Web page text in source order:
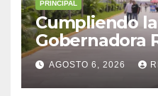
PRINCIPAL
Cumpliendo
Gobernadora
impulsa la
del Centro
AGOSTO 6, 2026